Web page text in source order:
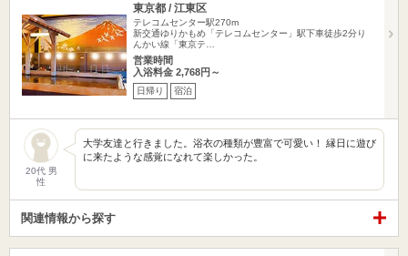
東京都 / 江東区
テレコムセンター駅270m
新交通ゆりかもめ「テレコムセンター」駅下車徒歩2分り
んかい線「東京テ…
営業時間
入浴料金 2,768円～
日帰り 宿泊
20代 男
性
大学友達と行きました。浴衣の種類が豊富で可愛い！ 縁日に遊び
に来たような感覚になれて楽しかった。
関連情報から探す